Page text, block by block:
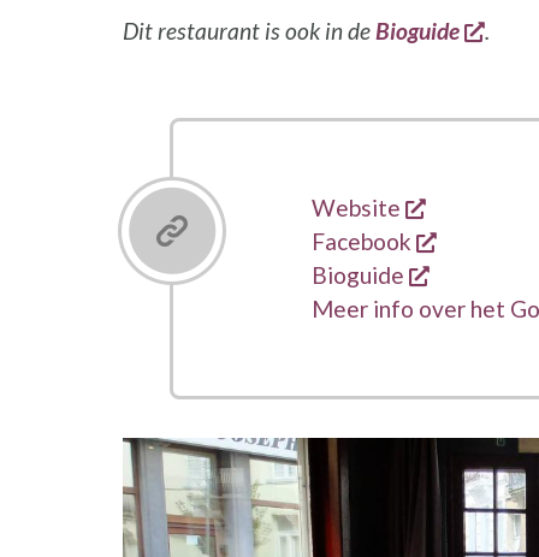
Dit restaurant is ook in deBioguide .
Links
Website
opent een
Facebook
opent
Bioguide
opent
Meer info over het